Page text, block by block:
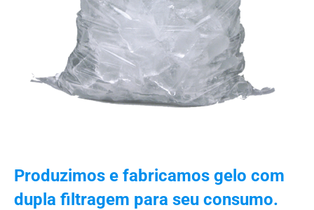
Produzimos e fabricamos gelo com
dupla filtragem para seu consumo.